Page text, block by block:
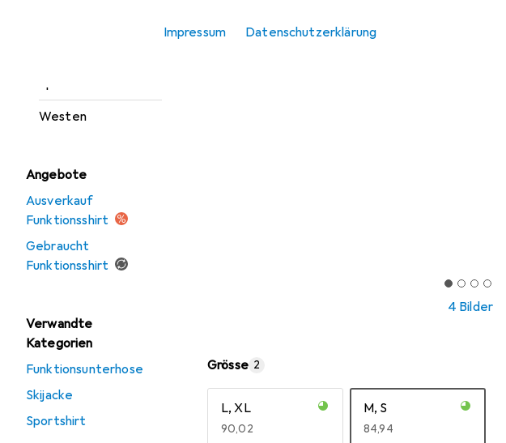
Impressum Datenschutzerklärung
Sportsocken
Westen
Angebote
Ausverkauf
Funktionsshirt
Gebraucht
Funktionsshirt
Verwandte
Kategorien
Funktionsunterhose
Skijacke
Sportshirt
4 Bilder
Grösse 2
L, XL
EUR
90,02
M, S
EUR
84,94